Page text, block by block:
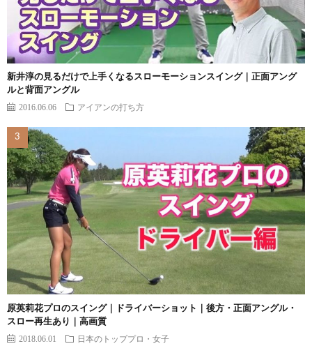
新井淳の見るだけで上手くなるスローモーションスイング｜正面アング
ルと背面アングル
2016.06.06 アイアンの打ち方
原英莉花プロのスイング｜ドライバーショット｜後方・正面アングル・
スロー再生あり｜高画質
2018.06.01 日本のトッププロ・女子